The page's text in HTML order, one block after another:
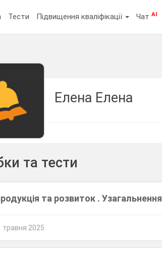
Тести Підвищення кваліфікації ЧатAI
Елена Елена
та тести
та розвиток . Узагальнення
травня 2025